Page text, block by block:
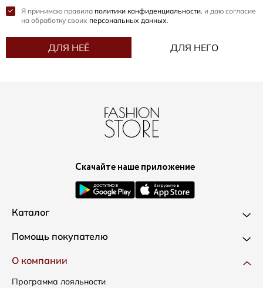
Я принимаю правила политики конфиденциальности, и даю согласие
на обработку своих персональных данных.
ДЛЯ НЕЁ ДЛЯ НЕГО
Скачайте наше приложение
Каталог
Новинки
Одежда
Сумки
Помощь покупателю
Доставка и оплата
Как оформить заказ
О компании
Программа лояльности